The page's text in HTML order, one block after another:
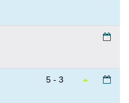
5 - 3